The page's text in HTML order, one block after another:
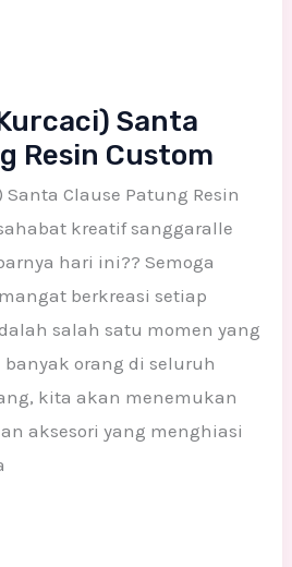
Santa
Resin Custom
Clause Patung Resin
kreatif sanggaralle
hari ini?? Semoga
berkreasi setiap
salah satu momen yang
orang di seluruh
kita akan menemukan
aksesori yang menghiasi